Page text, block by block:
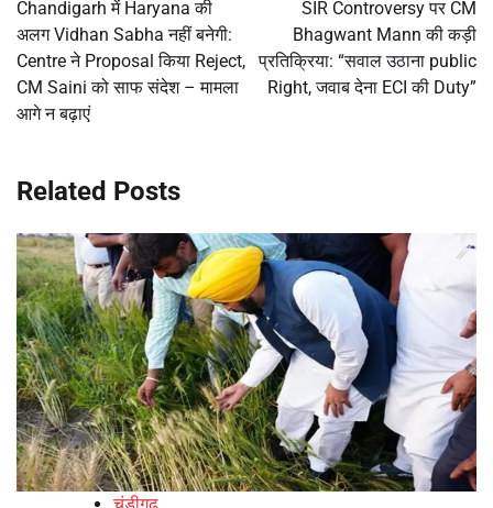
Chandigarh में Haryana की
अलग Vidhan Sabha नहीं बनेगी:
Centre ने Proposal किया Reject,
CM Saini को साफ संदेश – मामला
आगे न बढ़ाएं
SIR Controversy पर CM
Bhagwant Mann की कड़ी
प्रतिक्रिया: “सवाल उठाना public
Right, जवाब देना ECI की Duty”
Related Posts